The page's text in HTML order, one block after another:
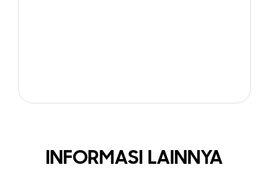
INFORMASI LAINNYA